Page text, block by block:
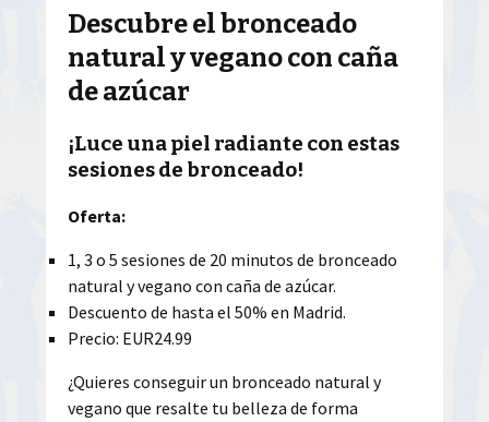
Descubre el bronceado
natural y vegano con caña
de azúcar
¡Luce una piel radiante con estas
sesiones de bronceado!
Oferta:
1, 3 o 5 sesiones de 20 minutos de bronceado
natural y vegano con caña de azúcar.
Descuento de hasta el 50% en Madrid.
Precio: EUR24.99
¿Quieres conseguir un bronceado natural y
vegano que resalte tu belleza de forma